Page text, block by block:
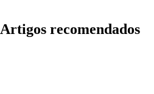
Artigos recomendados